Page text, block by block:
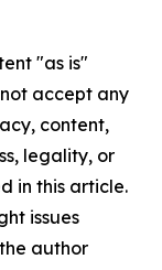
"as is"
accept any
content,
legality, or
in this article.
issues
author